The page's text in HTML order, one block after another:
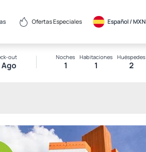
Ofertas Especiales Español / MXN
out
Ago
Noches
1
Habitaciones
1
Huéspedes
2